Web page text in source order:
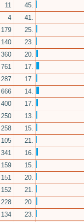
11
45.
4
41.
179
25.
140
23.
360
20.
761
17.
287
17.
666
14.
400
17.
250
13.
258
15.
105
21.
341
16.
159
15.
151
20.
152
21.
228
20.
134
23.